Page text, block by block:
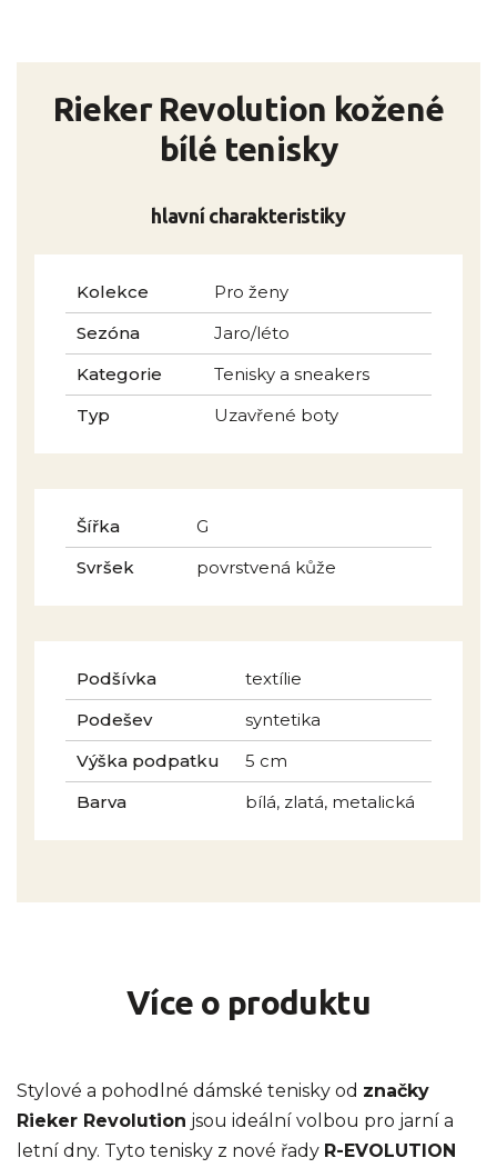
Rieker Revolution kožené
bílé tenisky
hlavní charakteristiky
Kolekce
Pro ženy
Sezóna
Jaro/léto
Kategorie
Tenisky a sneakers
Typ
Uzavřené boty
Šířka
G
Svršek
povrstvená kůže
Podšívka
textílie
Podešev
syntetika
Výška podpatku
5 cm
Barva
bílá, zlatá, metalická
Více o produktu
Stylové a pohodlné dámské tenisky od značky
Rieker Revolution jsou ideální volbou pro jarní a
letní dny. Tyto tenisky z nové řady R-EVOLUTION